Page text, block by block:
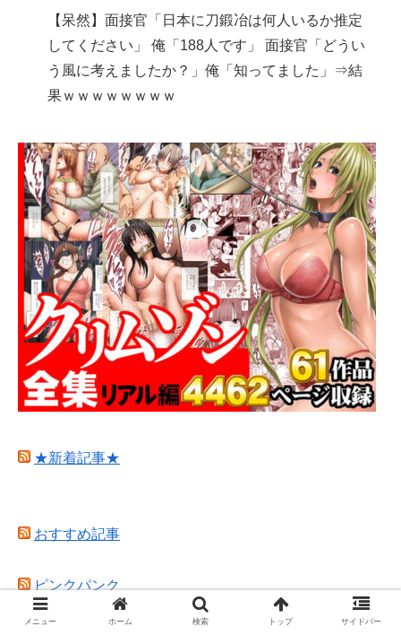
【呆然】面接官「日本に刀鍛冶は何人いるか推定
してください」 俺「188人です」 面接官「どうい
う風に考えましたか？」俺「知ってました」⇒結
果ｗｗｗｗｗｗｗｗ
★新着記事★
おすすめ記事
ピンクパンク
Hello world!
メニュー ホーム 検索 トップ サイドバー